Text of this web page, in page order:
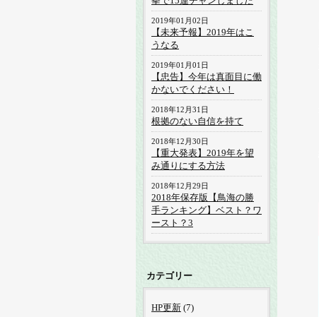
2019年01月02日
【未来予報】2019年はこ
うなる
2019年01月01日
【忠告】今年は真面目に働
かないでください！
2018年12月31日
根拠のない自信を持て
2018年12月30日
【重大発表】2019年を望
み通りにする方法
2018年12月29日
2018年保存版【鳥海の勝
手ランキング】ベスト？ワ
ースト？3
カテゴリー
HP更新 (7)